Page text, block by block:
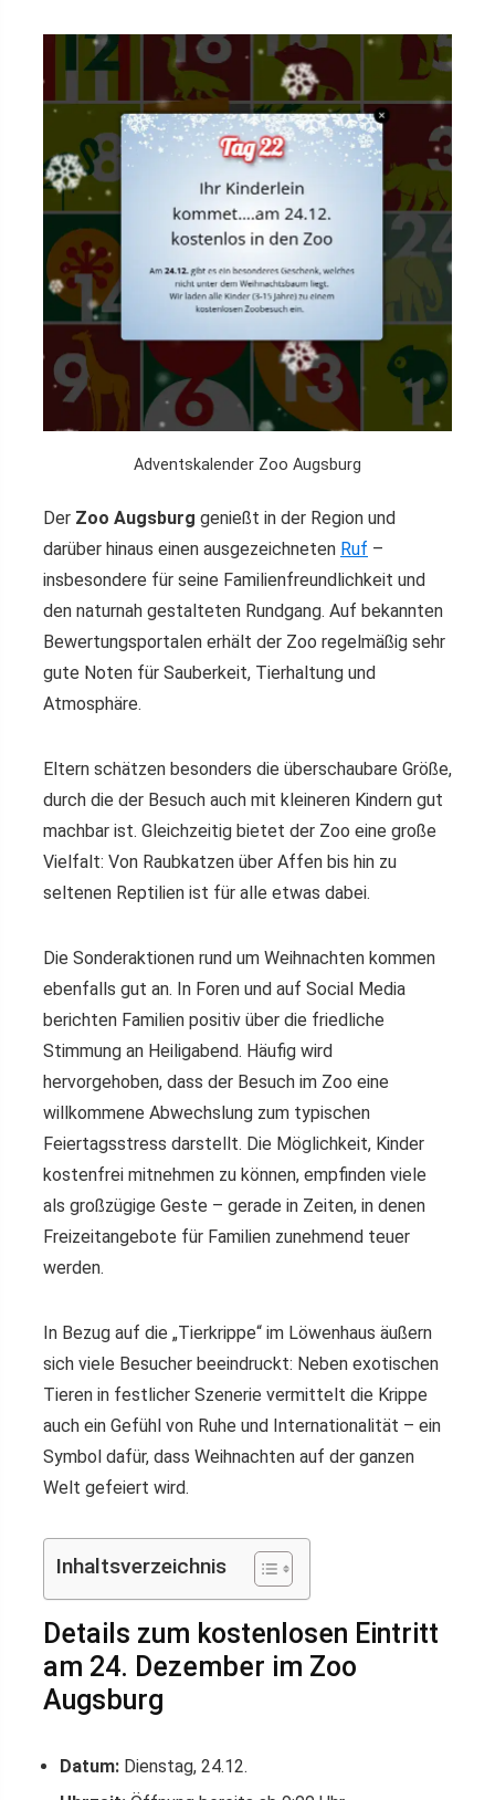
Adventskalender Zoo Augsburg
Der Zoo Augsburg genießt in der Region und
darüber hinaus einen ausgezeichneten Ruf –
insbesondere für seine Familienfreundlichkeit und
den naturnah gestalteten Rundgang. Auf bekannten
Bewertungsportalen erhält der Zoo regelmäßig sehr
gute Noten für Sauberkeit, Tierhaltung und
Atmosphäre.
Eltern schätzen besonders die überschaubare Größe,
durch die der Besuch auch mit kleineren Kindern gut
machbar ist. Gleichzeitig bietet der Zoo eine große
Vielfalt: Von Raubkatzen über Affen bis hin zu
seltenen Reptilien ist für alle etwas dabei.
Die Sonderaktionen rund um Weihnachten kommen
ebenfalls gut an. In Foren und auf Social Media
berichten Familien positiv über die friedliche
Stimmung an Heiligabend. Häufig wird
hervorgehoben, dass der Besuch im Zoo eine
willkommene Abwechslung zum typischen
Feiertagsstress darstellt. Die Möglichkeit, Kinder
kostenfrei mitnehmen zu können, empfinden viele
als großzügige Geste – gerade in Zeiten, in denen
Freizeitangebote für Familien zunehmend teuer
werden.
In Bezug auf die „Tierkrippe“ im Löwenhaus äußern
sich viele Besucher beeindruckt: Neben exotischen
Tieren in festlicher Szenerie vermittelt die Krippe
auch ein Gefühl von Ruhe und Internationalität – ein
Symbol dafür, dass Weihnachten auf der ganzen
Welt gefeiert wird.
Inhaltsverzeichnis
Details zum kostenlosen Eintritt
am 24. Dezember im Zoo
Augsburg
Datum: Dienstag, 24.12.